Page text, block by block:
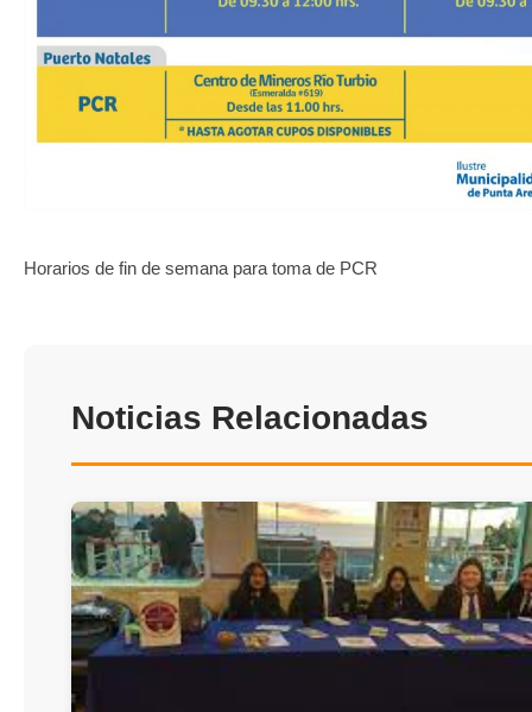
TRANSPARENCIA
Horarios de fin de semana para toma de PCR
Noticias Relacionadas